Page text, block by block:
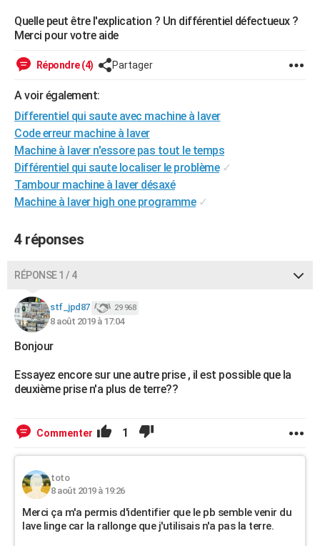
Art de vivre
Bien-être
Loisirs
ModeModes de vie
SANTE
Alimentation
Guide de la santé
Maladies
Médicaments
Sommeil
Destinations
City break
Voyage nature
Voyage de noces
Forum
Climat
BONS PLANS
CARTE DE VOEUX
Carte de Noël
Carte Bonne année
Carte Saint-Valentin
Carte Pâques
Carte d'anniversaire
DICTIONNAIRE
COPAINS D'AVANT
S'inscrire
Se connecter
Lycées
Collèges
Primaires
Universités
Entreprises
Service militaire
Avis de recherche
AVIS DE DÉCÈS
FORUM
Bricolage
Lifestyle
Culture
Sport
Auto
Television
Voyage
Cinema
Quelle peut être l'explication ? Un différentiel défectueux ?
Merci pour votre aide
Répondre (4) Partager
A voir également:
Differentiel qui saute avec machine à laver
Code erreur machine à laver
Machine à laver n'essore pas tout le temps
Différentiel qui saute localiser le problème ✓
Tambour machine à laver désaxé
Machine à laver high one programme ✓
4 réponses
RÉPONSE 1 / 4
stf_jpd87 29 968
8 août 2019 à 17:04
Bonjour
Essayez encore sur une autre prise , il est possible que la
deuxième prise n'a plus de terre??
Commenter 1
toto
8 août 2019 à 19:26
Merci ça m'a permis d'identifier que le pb semble venir du
lave linge car la rallonge que j'utilisais n'a pas la terre.